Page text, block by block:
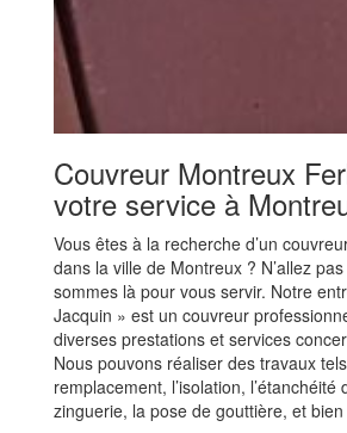
Couvreur Montreux
votre service à
Vous êtes à la recherche d’un
dans la ville de Montreux ? N’allez
sommes là pour vous servir. Notre
Jacquin » est un couvreur
diverses prestations et services
Nous pouvons réaliser des travaux
remplacement, l’isolation, l’étanchéité
zinguerie, la pose de gouttière, et